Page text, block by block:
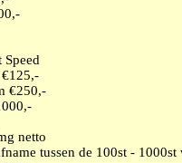
€250,-
netto
tussen de 100st -